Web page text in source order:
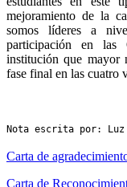
mejoramiento de la
somos líderes a
participación en las
institución que mayor
fase final en las cuatro
Nota escrita por: Luz
Carta de
Carta de